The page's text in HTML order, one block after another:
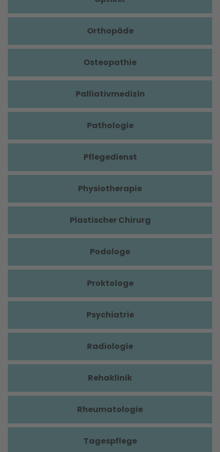
Orthopäde
Osteopathie
Palliativmedizin
Pathologie
Pflegedienst
Physiotherapie
Plastischer Chirurg
Podologe
Proktologe
Psychiatrie
Radiologie
Rehaklinik
Rheumatologie
Tagespflege